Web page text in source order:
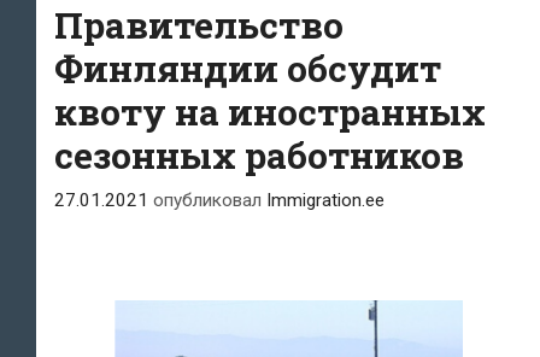
Правительство
Финляндии обсудит
квоту на иностранных
сезонных работников
27.01.2021 опубликовал Immigration.ee